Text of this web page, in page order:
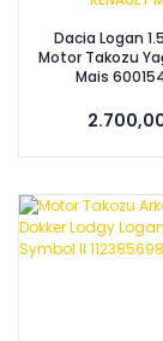
Dacia Logan
Motor Takozu
Mais